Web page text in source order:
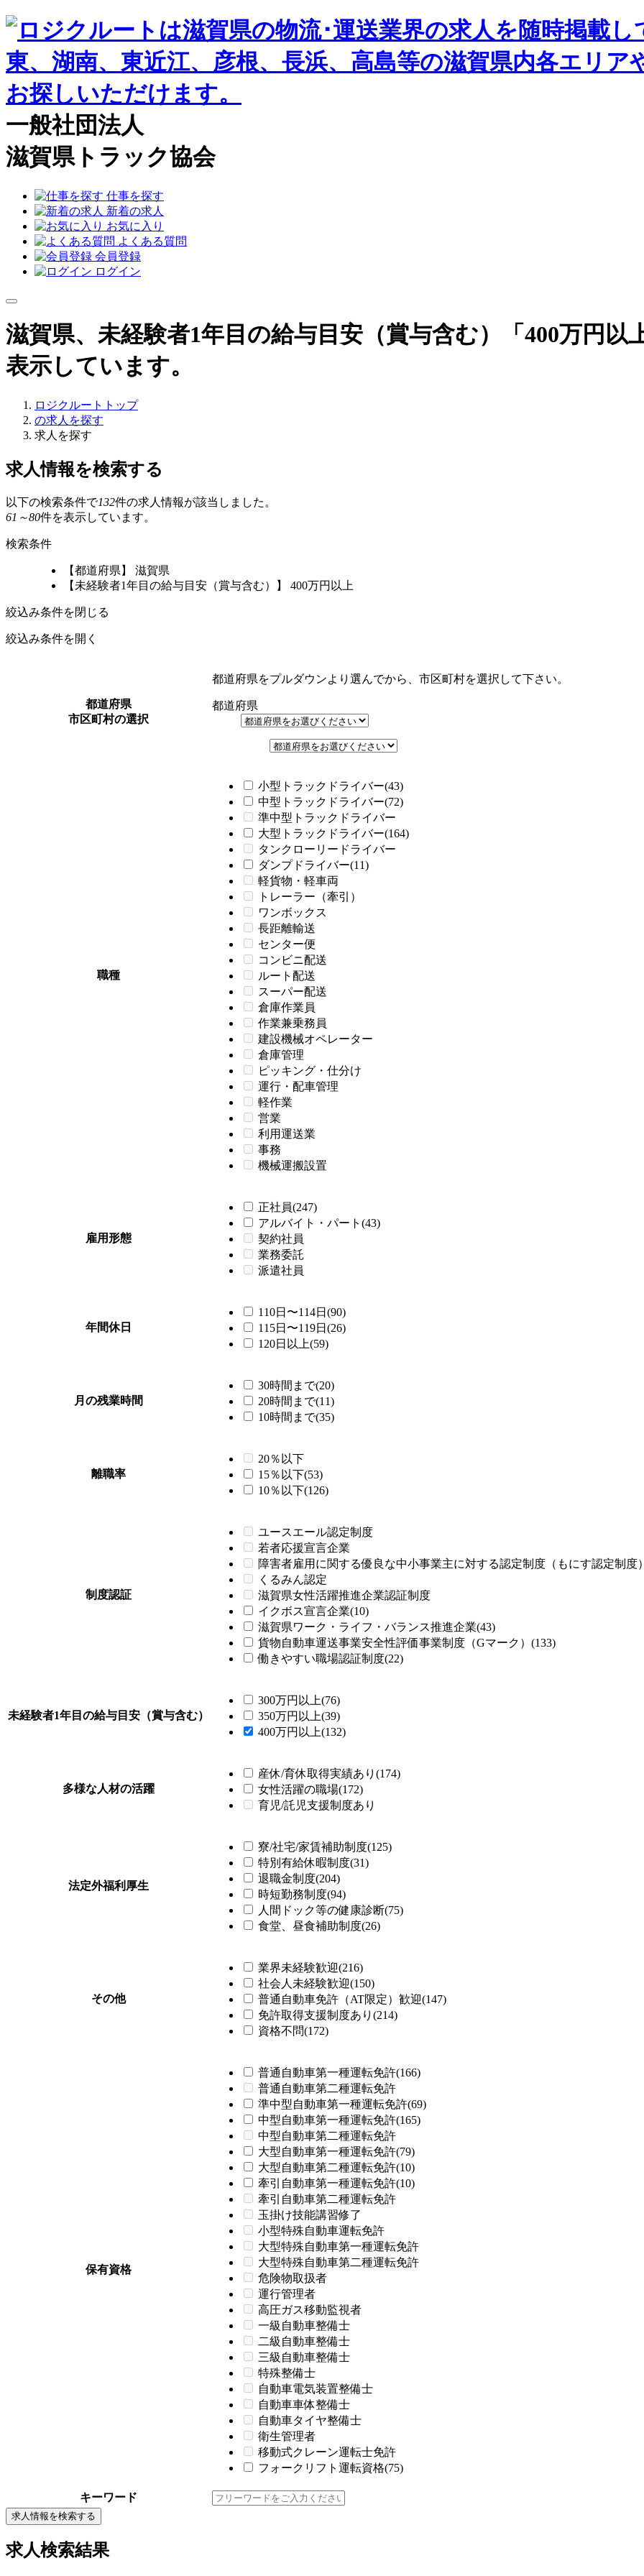
一般社団法人
滋賀県トラック協会
仕事を探す
新着の求人
お気に入り
よくある質問
会員登録
ログイン
滋賀県、未経験者1年目の給与目安（賞与含む）「400万円以
表示しています。
ロジクルートトップ
の求人を探す
求人を探す
求人情報を検索する
以下の検索条件で132件の求人情報が該当しました。
61～80件を表示しています。
検索条件
【都道府県】 滋賀県
【未経験者1年目の給与目安（賞与含む）】 400万円以上
絞込み条件を閉じる
絞込み条件を開く
都道府県
市区町村の選択
都道府県をプルダウンより選んでから、市区町村を選択して下さい。
都道府県
職種
小型トラックドライバー(43)
中型トラックドライバー(72)
準中型トラックドライバー
大型トラックドライバー(164)
タンクローリードライバー
ダンプドライバー(11)
軽貨物・軽車両
トレーラー（牽引）
ワンボックス
長距離輸送
センター便
コンビニ配送
ルート配送
スーパー配送
倉庫作業員
作業兼乗務員
建設機械オペレーター
倉庫管理
ピッキング・仕分け
運行・配車管理
軽作業
営業
利用運送業
事務
機械運搬設置
雇用形態
正社員(247)
アルバイト・パート(43)
契約社員
業務委託
派遣社員
年間休日
110日〜114日(90)
115日〜119日(26)
120日以上(59)
月の残業時間
30時間まで(20)
20時間まで(11)
10時間まで(35)
離職率
20％以下
15％以下(53)
10％以下(126)
制度認証
ユースエール認定制度
若者応援宣言企業
障害者雇用に関する優良な中小事業主に対する認定制度（もにす認定制度
くるみん認定
滋賀県女性活躍推進企業認証制度
イクボス宣言企業(10)
滋賀県ワーク・ライフ・バランス推進企業(43)
貨物自動車運送事業安全性評価事業制度（Gマーク）(133)
働きやすい職場認証制度(22)
未経験者1年目の給与目安（賞与含む）
300万円以上(76)
350万円以上(39)
400万円以上(132)
多様な人材の活躍
産休/育休取得実績あり(174)
女性活躍の職場(172)
育児/託児支援制度あり
法定外福利厚生
寮/社宅/家賃補助制度(125)
特別有給休暇制度(31)
退職金制度(204)
時短勤務制度(94)
人間ドック等の健康診断(75)
食堂、昼食補助制度(26)
その他
業界未経験歓迎(216)
社会人未経験歓迎(150)
普通自動車免許（AT限定）歓迎(147)
免許取得支援制度あり(214)
資格不問(172)
保有資格
普通自動車第一種運転免許(166)
普通自動車第二種運転免許
準中型自動車第一種運転免許(69)
中型自動車第一種運転免許(165)
中型自動車第二種運転免許
大型自動車第一種運転免許(79)
大型自動車第二種運転免許(10)
牽引自動車第一種運転免許(10)
牽引自動車第二種運転免許
玉掛け技能講習修了
小型特殊自動車運転免許
大型特殊自動車第一種運転免許
大型特殊自動車第二種運転免許
危険物取扱者
運行管理者
高圧ガス移動監視者
一級自動車整備士
二級自動車整備士
三級自動車整備士
特殊整備士
自動車電気装置整備士
自動車車体整備士
自動車タイヤ整備士
衛生管理者
移動式クレーン運転士免許
フォークリフト運転資格(75)
キーワード
求人情報を検索する
求人検索結果